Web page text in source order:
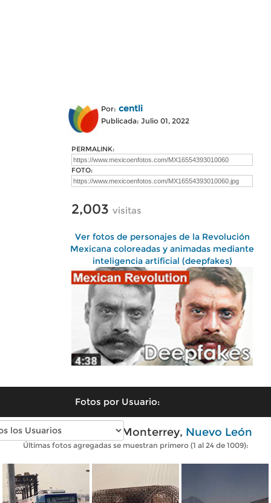
Por: centli
Publicada: Julio 01, 2022
PERMALINK:
FOTO:
2,003 visitas
Ver fotos de personajes de la Revolución
Mexicana coloreadas y animadas mediante
inteligencia artificial (deepfakes)
Fotos por Usuario:
Fotos antiguas de Monterrey, Nuevo León
Últimas fotos agregadas se muestran primero (1 al 24 de 1009):